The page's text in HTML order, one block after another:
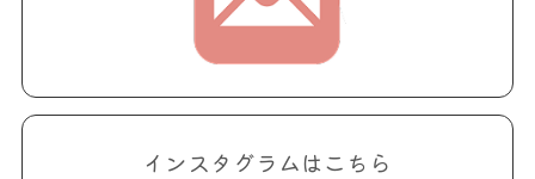
インスタグラムはこちら